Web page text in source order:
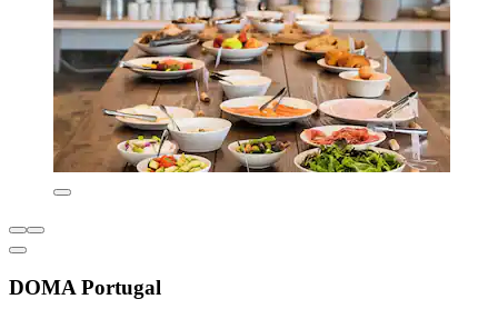
DOMA Portugal